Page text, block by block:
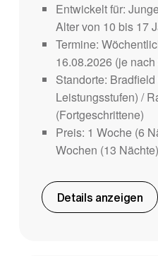
Entwickelt für:
Alter von 10 bis 17
Termine:
16.08.2026 (je
Standorte:
Leistungsstufen) /
(Fortgeschrittene)
Preis: 1 Woche (6
Wochen (13
Details anzeigen